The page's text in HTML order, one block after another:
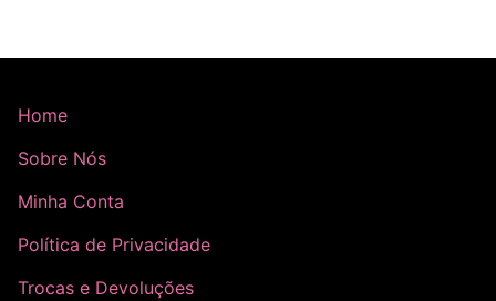
Home
Sobre Nós
Minha Conta
Política de Privacidade
Trocas e Devoluções